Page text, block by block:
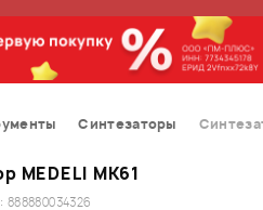
Синтезаторы
MEDELI MK61
888880034326